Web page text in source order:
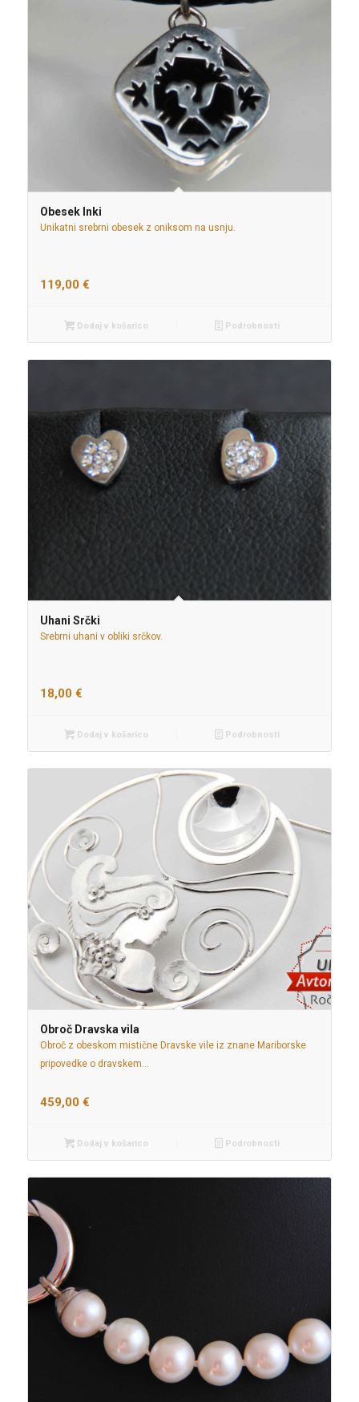
Obesek Inki
Unikatni srebrni obesek z oniksom na usnju.
119,00 €
Dodaj v košarico Podrobnosti
Uhani Srčki
Srebrni uhani v obliki srčkov.
18,00 €
Dodaj v košarico Podrobnosti
Obroč Dravska vila
Obroč z obeskom mistične Dravske vile iz znane Mariborske
pripovedke o dravskem…
459,00 €
Dodaj v košarico Podrobnosti